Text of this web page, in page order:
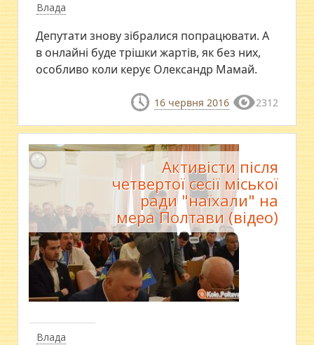
Влада
Депутати знову зібралися попрацювати. А
в онлайні буде трішки жартів, як без них,
особливо коли керує Олександр Мамай.
16 червня 2016 2312
Влада
Активісти після
четвертої сесії міської
ради "наїхали" на
мера Полтави (відео)